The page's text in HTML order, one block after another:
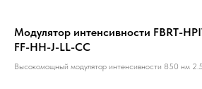
Модулятор интенсивности FBRT-
FF-HH-J-LL-CC
Высокомощный модулятор интенсивности 850 нм